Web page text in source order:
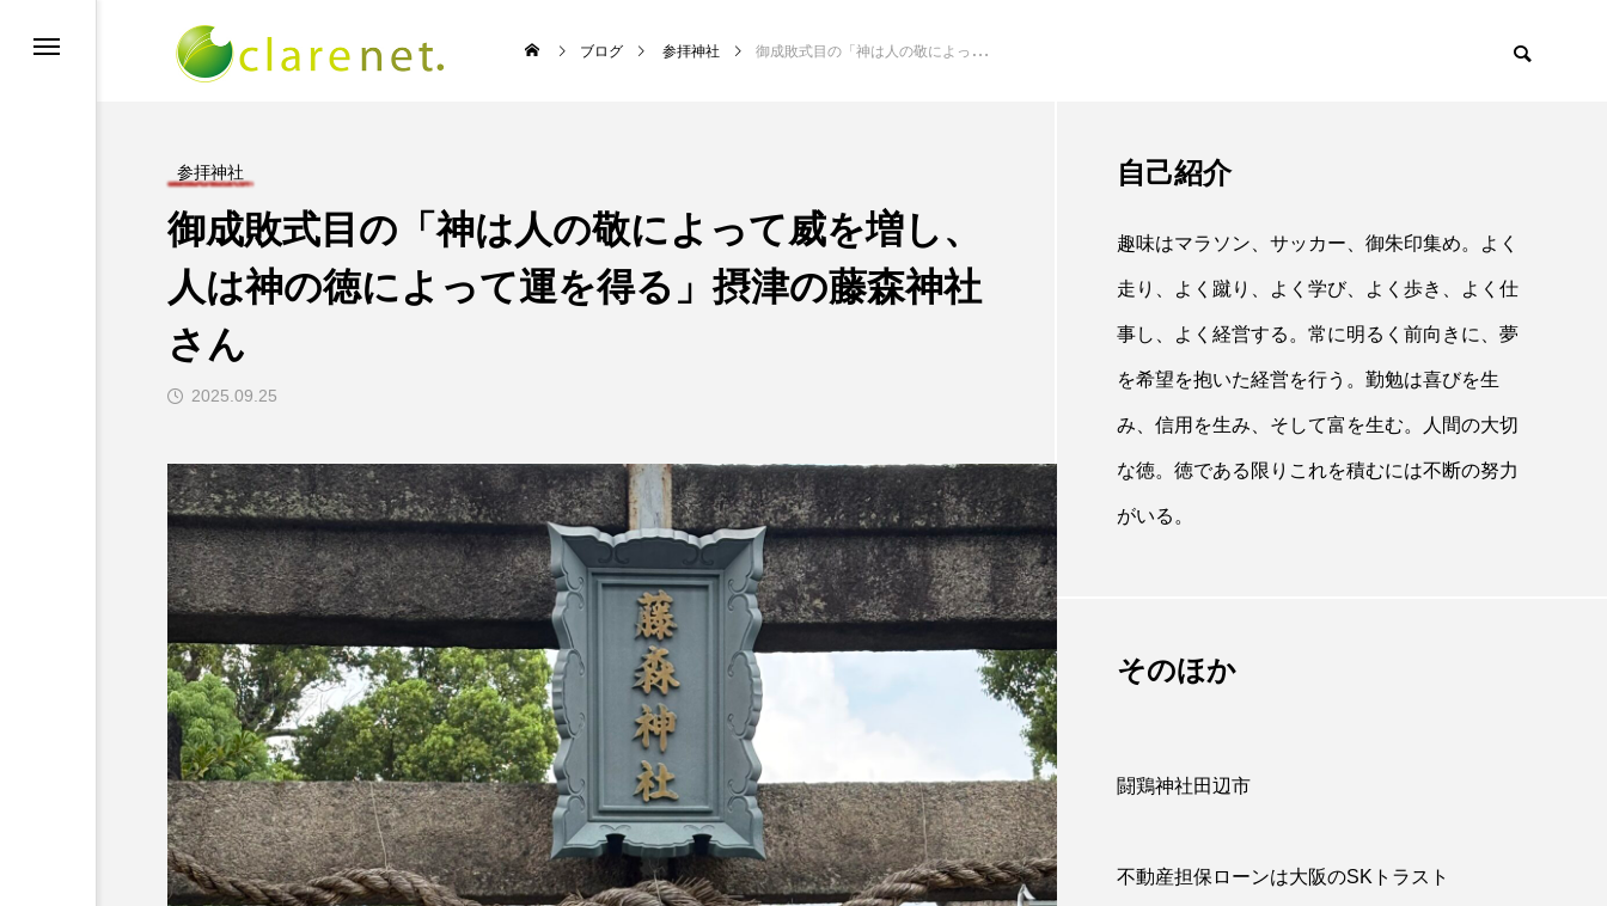
NO LIFE
admin
TECH BLOG
エレベーター広告とか
言うのか何なのか
admin
2026.04.10
サッカー・フットサル
W杯の優勝を目指す日
本代表と目標設定
2026.07.17
クライアント
うちわは販促品でかつ
低額なのに重宝される
有効なアイテム
2026.07.09
採用・リクルー
 
ブログ 参拝神社 御成敗式目の「神は人の敬によって威を増し、人は神の徳によって運を得る」摂津の藤森神社さん
参拝神社
御成敗式目の「神は人の敬によって威を増し、
人は神の徳によって運を得る」摂津の藤森神社
さん
2025.09.25
自己紹介
趣味はマラソン、サッカー、御朱印集め。よく
走り、よく蹴り、よく学び、よく歩き、よく仕
事し、よく経営する。常に明るく前向きに、夢
を希望を抱いた経営を行う。勤勉は喜びを生
み、信用を生み、そして富を生む。人間の大切
な徳。徳である限りこれを積むには不断の努力
がいる。
そのほか
闘鶏神社田辺市
不動産担保ローンは大阪のSKトラスト